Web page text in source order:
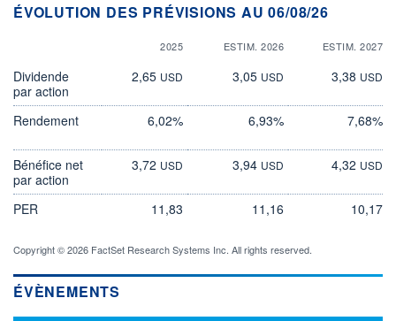
ÉVOLUTION DES PRÉVISIONS AU 06/08/26
2025 ESTIM. 2026 ESTIM. 2027
Dividende
par action
2,65 USD 3,05 USD 3,38 USD
Rendement 6,02% 6,93% 7,68%
Bénéfice net
par action
3,72 USD 3,94 USD 4,32 USD
PER 11,83 11,16 10,17
Copyright © 2026 FactSet Research Systems Inc. All rights reserved.
ÉVÈNEMENTS